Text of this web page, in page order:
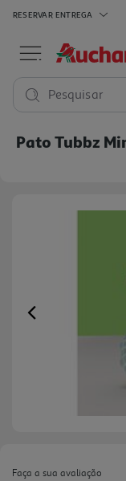
RESERVAR ENTREGA
Pesquisar
Pato Tubbz
Previous
Faça a sua avaliação